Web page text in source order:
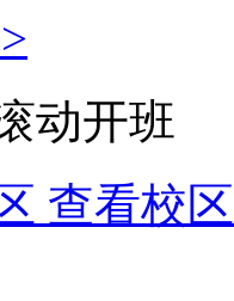
动开班
查看校区